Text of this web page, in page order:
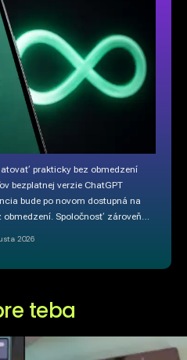
prakticky bez obmedzení
bezplatnej verzie ChatGPT
bude po novom dostupná na
Spoločnosť zároveň…
2026
teba